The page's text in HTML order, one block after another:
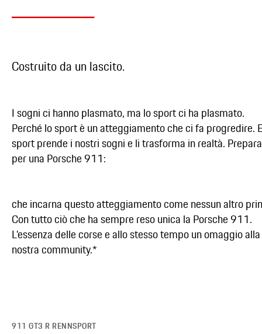
Costruito da un lascito.
I sogni ci hanno plasmato, ma lo sport ci ha plasmato.
Perché lo sport è un atteggiamento che ci fa progredire.
sport prende i nostri sogni e li trasforma in realtà.
per una Porsche 911:
che incarna questo atteggiamento come nessun altro
Con tutto ciò che ha sempre reso unica la Porsche 911.
L'essenza delle corse e allo stesso tempo un omaggio alla
nostra community.*
911 GT3 R RENNSPORT